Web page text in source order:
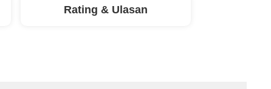
Rating & Ulasan